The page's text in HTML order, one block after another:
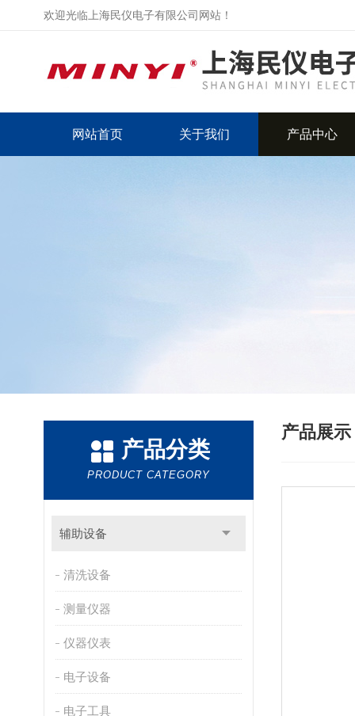
欢迎光临上海民仪电子有限公司网站！
网站首页 关于我们 产品中心
产品分类
PRODUCT CATEGORY
辅助设备
清洗设备
测量仪器
仪器仪表
电子设备
电子工具
产品展示